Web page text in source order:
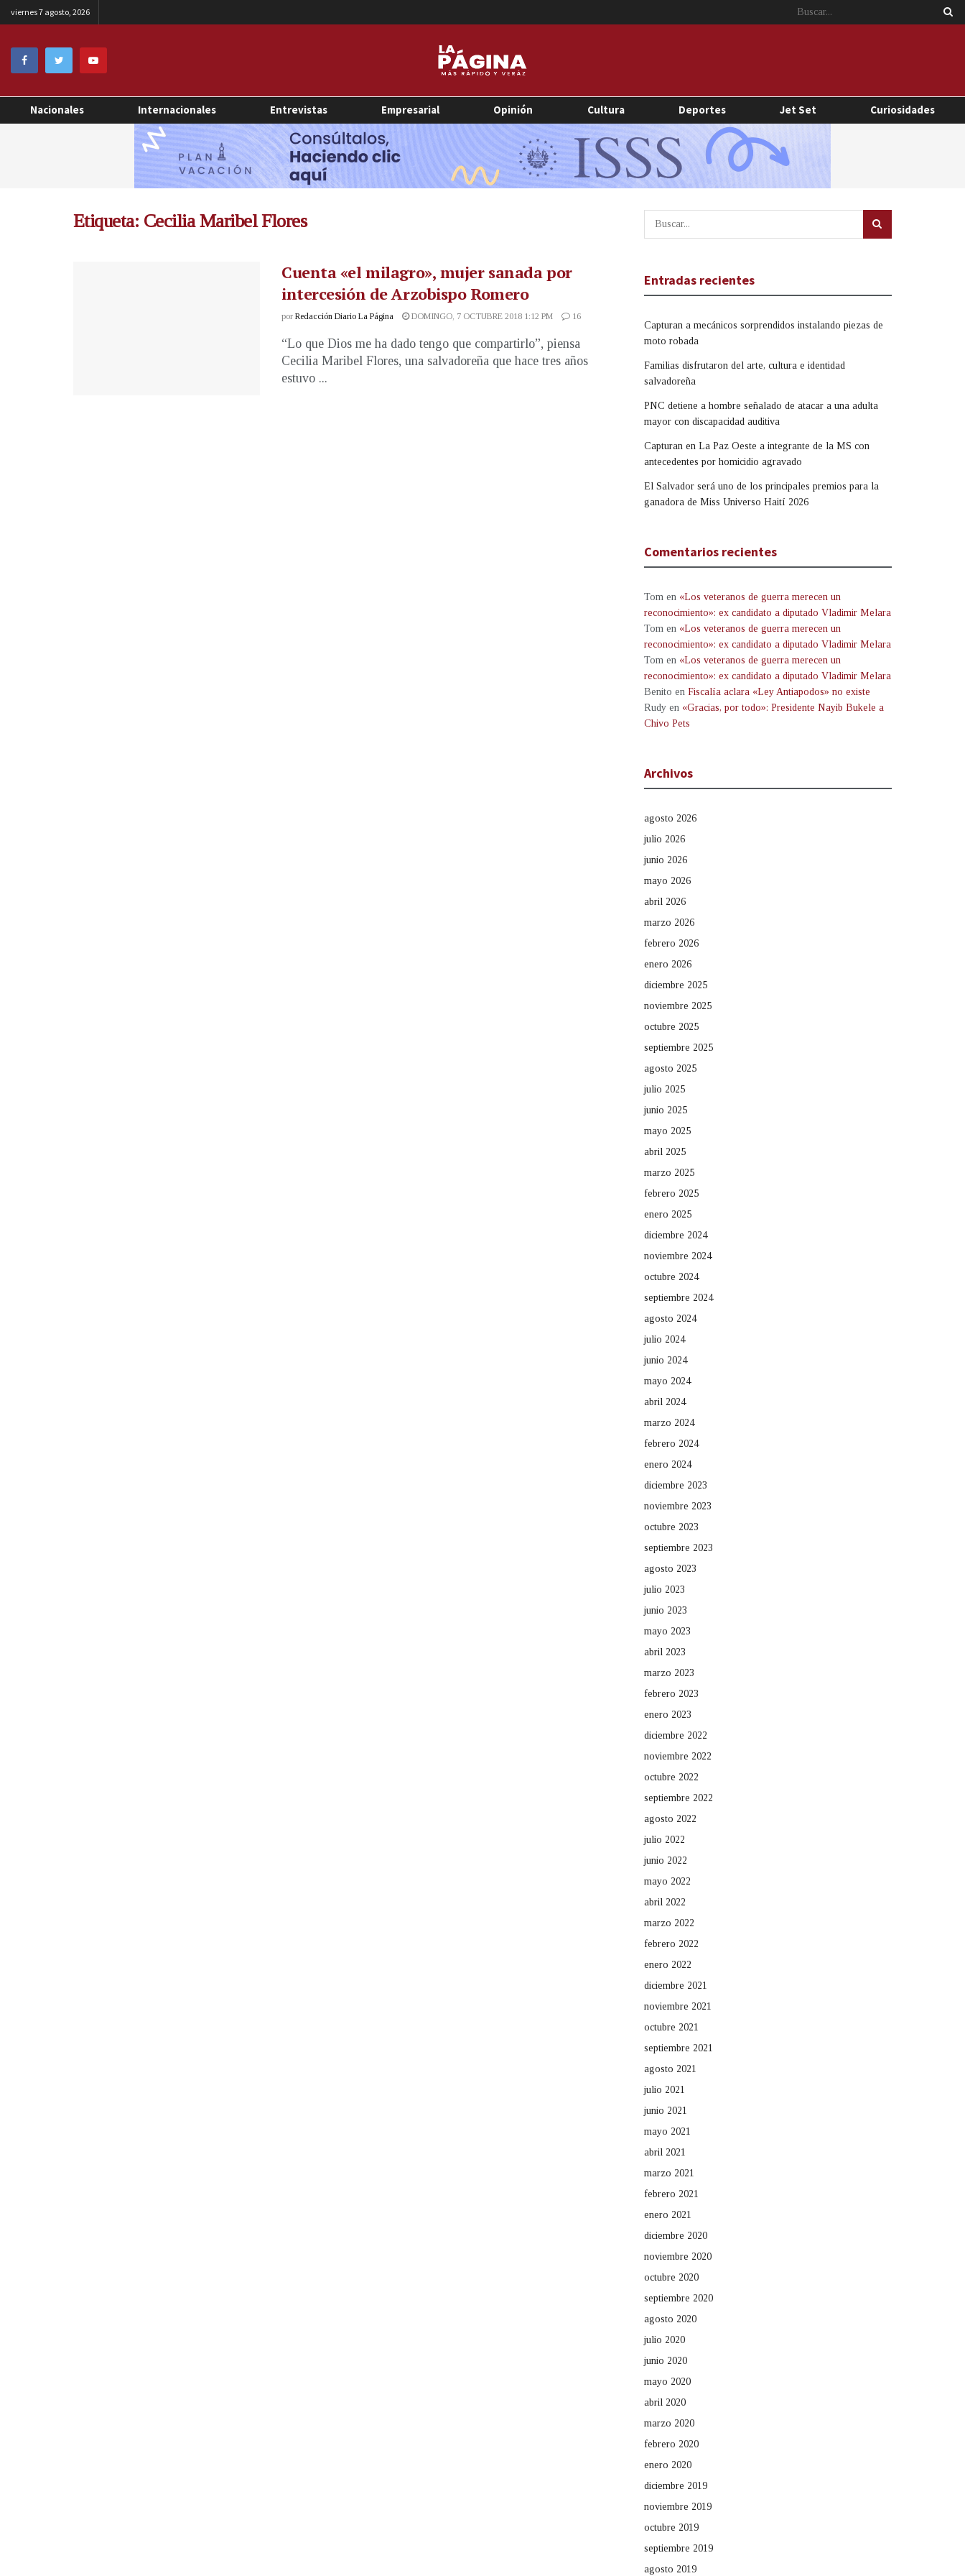
viernes 7 agosto, 2026
Nacionales Internacionales Entrevistas Empresarial Opinión Cultura Deportes Jet Set Curiosidades
Etiqueta: Cecilia Maribel Flores
Cuenta «el milagro», mujer sanada por
intercesión de Arzobispo Romero
por Redacción Diario La Página DOMINGO, 7 OCTUBRE 2018 1:12 PM 16
“Lo que Dios me ha dado tengo que compartirlo”, piensa
Cecilia Maribel Flores, una salvadoreña que hace tres años
estuvo ...
Entradas recientes
Capturan a mecánicos sorprendidos instalando piezas de
moto robada
Familias disfrutaron del arte, cultura e identidad
salvadoreña
PNC detiene a hombre señalado de atacar a una adulta
mayor con discapacidad auditiva
Capturan en La Paz Oeste a integrante de la MS con
antecedentes por homicidio agravado
El Salvador será uno de los principales premios para la
ganadora de Miss Universo Haití 2026
Comentarios recientes
Tom en «Los veteranos de guerra merecen un
reconocimiento»: ex candidato a diputado Vladimir Melara
Tom en «Los veteranos de guerra merecen un
reconocimiento»: ex candidato a diputado Vladimir Melara
Tom en «Los veteranos de guerra merecen un
reconocimiento»: ex candidato a diputado Vladimir Melara
Benito en Fiscalía aclara «Ley Antiapodos» no existe
Rudy en «Gracias, por todo»: Presidente Nayib Bukele a
Chivo Pets
Archivos
agosto 2026
julio 2026
junio 2026
mayo 2026
abril 2026
marzo 2026
febrero 2026
enero 2026
diciembre 2025
noviembre 2025
octubre 2025
septiembre 2025
agosto 2025
julio 2025
junio 2025
mayo 2025
abril 2025
marzo 2025
febrero 2025
enero 2025
diciembre 2024
noviembre 2024
octubre 2024
septiembre 2024
agosto 2024
julio 2024
junio 2024
mayo 2024
abril 2024
marzo 2024
febrero 2024
enero 2024
diciembre 2023
noviembre 2023
octubre 2023
septiembre 2023
agosto 2023
julio 2023
junio 2023
mayo 2023
abril 2023
marzo 2023
febrero 2023
enero 2023
diciembre 2022
noviembre 2022
octubre 2022
septiembre 2022
agosto 2022
julio 2022
junio 2022
mayo 2022
abril 2022
marzo 2022
febrero 2022
enero 2022
diciembre 2021
noviembre 2021
octubre 2021
septiembre 2021
agosto 2021
julio 2021
junio 2021
mayo 2021
abril 2021
marzo 2021
febrero 2021
enero 2021
diciembre 2020
noviembre 2020
octubre 2020
septiembre 2020
agosto 2020
julio 2020
junio 2020
mayo 2020
abril 2020
marzo 2020
febrero 2020
enero 2020
diciembre 2019
noviembre 2019
octubre 2019
septiembre 2019
agosto 2019